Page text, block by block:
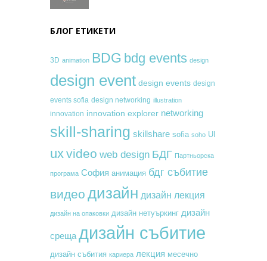
БЛОГ ЕТИКЕТИ
3D animation BDG bdg events design
design event design events design
events sofia design networking illustration
innovation innovation explorer networking
skill-sharing skillshare sofia soho UI
uxvideo web design БДГ Партньорска
програма София анимация бдг събитие
видео дизайн дизайн лекция
дизайн на опаковки дизайн нетуъркинг дизайн
среща дизайн събитие
дизайн събития кариера лекция месечно